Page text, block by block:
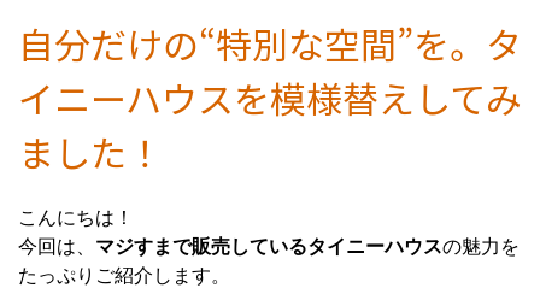
自分だけの“特別な空間”を。タ
イニーハウスを模様替えしてみ
ました！
こんにちは！
今回は、 マジすまで販売しているタイニーハウスの魅力を
たっぷりご紹介します。